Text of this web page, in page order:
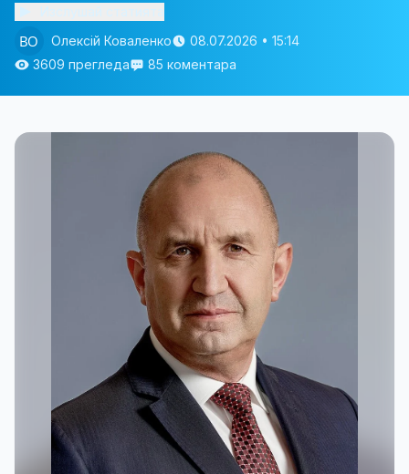
Олексій Коваленко
08.07.2026 • 15:14
3609 прегледа
85 коментара